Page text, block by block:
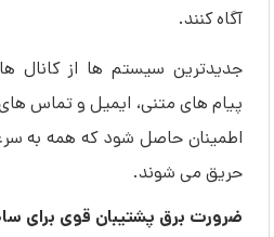
آگاه کنند.
جدیدترین سیستم‌ ها از کانال
پیام ‌های متنی، ایمیل و تماس‌
اطمینان حاصل شود که همه به
حریق می ‌شوند.
ضرورت برق پشتیبان قوی برای